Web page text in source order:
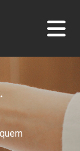
de quem